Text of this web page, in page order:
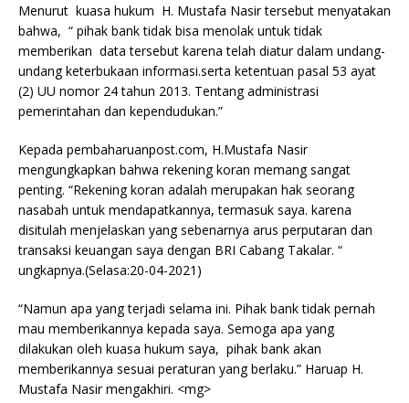
Menurut kuasa hukum H. Mustafa Nasir tersebut menyatakan
bahwa, “ pihak bank tidak bisa menolak untuk tidak
memberikan data tersebut karena telah diatur dalam undang-
undang keterbukaan informasi.serta ketentuan pasal 53 ayat
(2) UU nomor 24 tahun 2013. Tentang administrasi
pemerintahan dan kependudukan.”
Kepada pembaharuanpost.com, H.Mustafa Nasir
mengungkapkan bahwa rekening koran memang sangat
penting. “Rekening koran adalah merupakan hak seorang
nasabah untuk mendapatkannya, termasuk saya. karena
disitulah menjelaskan yang sebenarnya arus perputaran dan
transaksi keuangan saya dengan BRI Cabang Takalar. “
ungkapnya.(Selasa:20-04-2021)
“Namun apa yang terjadi selama ini. Pihak bank tidak pernah
mau memberikannya kepada saya. Semoga apa yang
dilakukan oleh kuasa hukum saya, pihak bank akan
memberikannya sesuai peraturan yang berlaku.” Haruap H.
Mustafa Nasir mengakhiri. <mg>